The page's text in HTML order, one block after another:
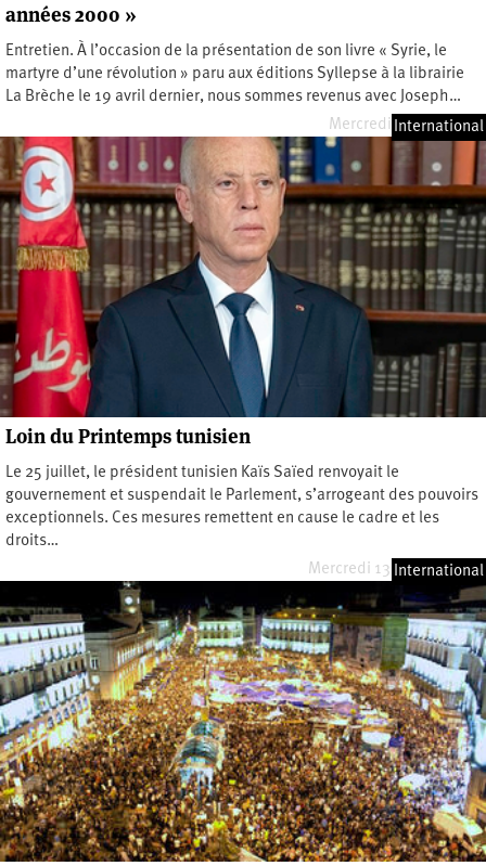
années 2000 »
Entretien. À l’occasion de la présentation de son livre « Syrie, le
martyre d’une révolution » paru aux éditions Syllepse à la librairie
La Brèche le 19 avril dernier, nous sommes revenus avec Joseph…
Mercredi 26 avril 2023
International
Loin du Printemps tunisien
Le 25 juillet, le président tunisien Kaïs Saïed renvoyait le
gouvernement et suspendait le Parlement, s’arrogeant des pouvoirs
exceptionnels. Ces mesures remettent en cause le cadre et les
droits…
Mercredi 13 octobre 2021
International